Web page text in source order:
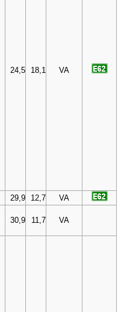
24,5 18,1 VA
29,9 12,7 VA
30,9 11,7 VA